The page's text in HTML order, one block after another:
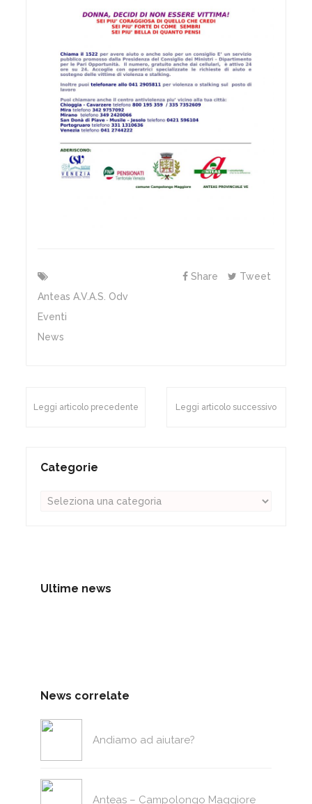
Anteas A.v.a.s. Odv
Eventi
News
Share Tweet
Leggi articolo precedente Leggi articolo successivo
Categorie
Ultime news
News correlate
Andiamo ad aiutare?
Anteas – Campolongo Maggiore